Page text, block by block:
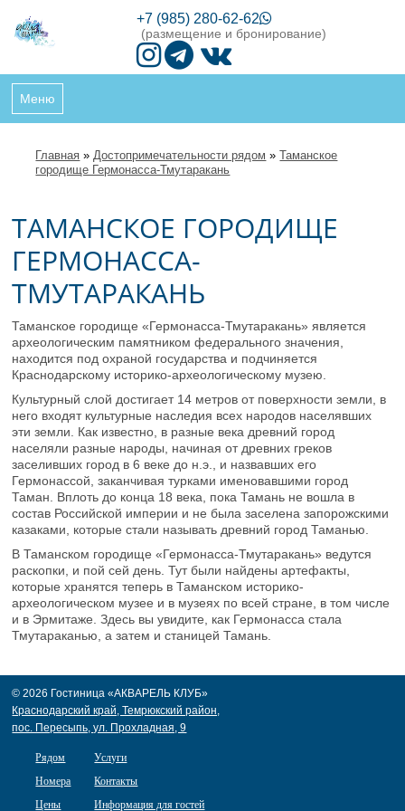
+7 (985) 280-62-62
(размещение и бронирование)
Меню
Главная »Достопримечательности рядом »Таманское
городище Гермонасса-Тмутаракань
ТАМАНСКОЕ ГОРОДИЩЕ
ГЕРМОНАССА-
ТМУТАРАКАНЬ
Таманское городище «Гермонасса-Тмутаракань» является
археологическим памятником федерального значения,
находится под охраной государства и подчиняется
Краснодарскому историко-археологическому музею.
Культурный слой достигает 14 метров от поверхности земли, в
него входят культурные наследия всех народов населявших
эти земли. Как известно, в разные века древний город
населяли разные народы, начиная от древних греков
заселивших город в 6 веке до н.э., и назвавших его
Гермонассой, заканчивая турками именовавшими город
Таман. Вплоть до конца 18 века, пока Тамань не вошла в
состав Российской империи и не была заселена запорожскими
казаками, которые стали называть древний город Таманью.
В Таманском городище «Гермонасса-Тмутаракань» ведутся
раскопки, и пой сей день. Тут были найдены артефакты,
которые хранятся теперь в Таманском историко-
археологическом музее и в музеях по всей стране, в том числе
и в Эрмитаже. Здесь вы увидите, как Гермонасса стала
Тмутараканью, а затем и станицей Тамань.
© 2026 Гостиница «АКВАРЕЛЬ КЛУБ»
Краснодарский край, Темрюкский район,
пос. Пересыпь, ул. Прохладная, 9
Рядом
Номера
Цены
Услуги
Контакты
Информация для гостей